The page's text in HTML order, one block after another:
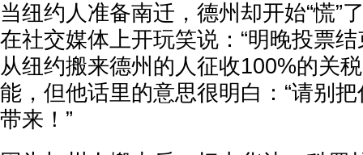
当纽约人准备南迁，德州却开始“慌”
在社交媒体上开玩笑说：“明晚投票
从纽约搬来德州的人征收100%的关
能，但他话里的意思很明白：“请别
带来！”